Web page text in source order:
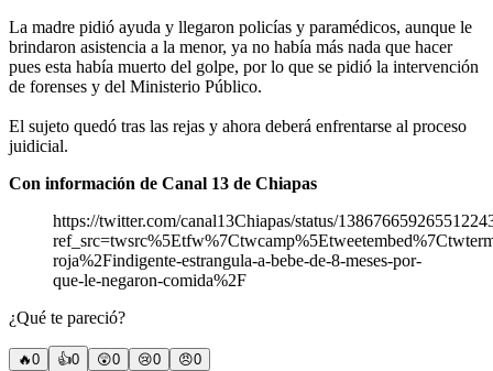
La madre pidió ayuda y llegaron policías y paramédicos, aunque le
brindaron asistencia a la menor, ya no había más nada que hacer
pues esta había muerto del golpe, por lo que se pidió la intervención
de forenses y del Ministerio Público.
El sujeto quedó tras las rejas y ahora deberá enfrentarse al proceso
juidicial.
Con información de Canal 13 de Chiapas
https://twitter.com/canal13Chiapas/status/
roja%2Findigente-estrangula-a-bebe-de-8-meses-por-
que-le-negaron-comida%2F
¿Qué te pareció?
🔥0 👍0 😲0 😢0 😠0